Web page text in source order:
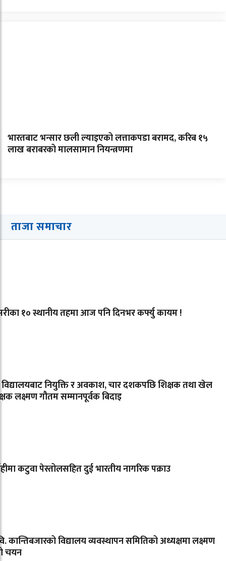
भारतबाट भन्सार छली ल्याइएको लत्ताकपडा बरामद, करिब १५
लाख बराबरको मालसामान नियन्त्रणमा
ताजा समाचार
१० स्थानीय तहमा आज पनि दिनभर कर्फ्यु कायम !
नियुक्ति र अवकाश, चार दशकपछि शिक्षक तथा खेल
लक्ष्मण गौतम सम्मानपूर्वक बिदाइ
कटुवा पेस्तोलसहित दुई भारतीय नागरिक पक्राउ
कान्तिबजारको विद्यालय व्यवस्थापन समितिको अध्यक्षमा लक्ष्मण
चयन